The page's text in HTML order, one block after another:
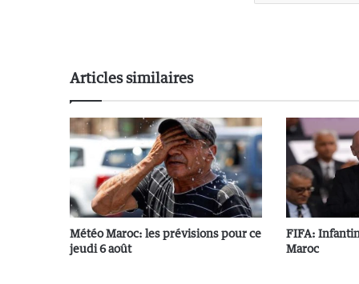
Articles similaires
Météo Maroc: les prévisions pour ce
jeudi 6 août
FIFA:
Maroc